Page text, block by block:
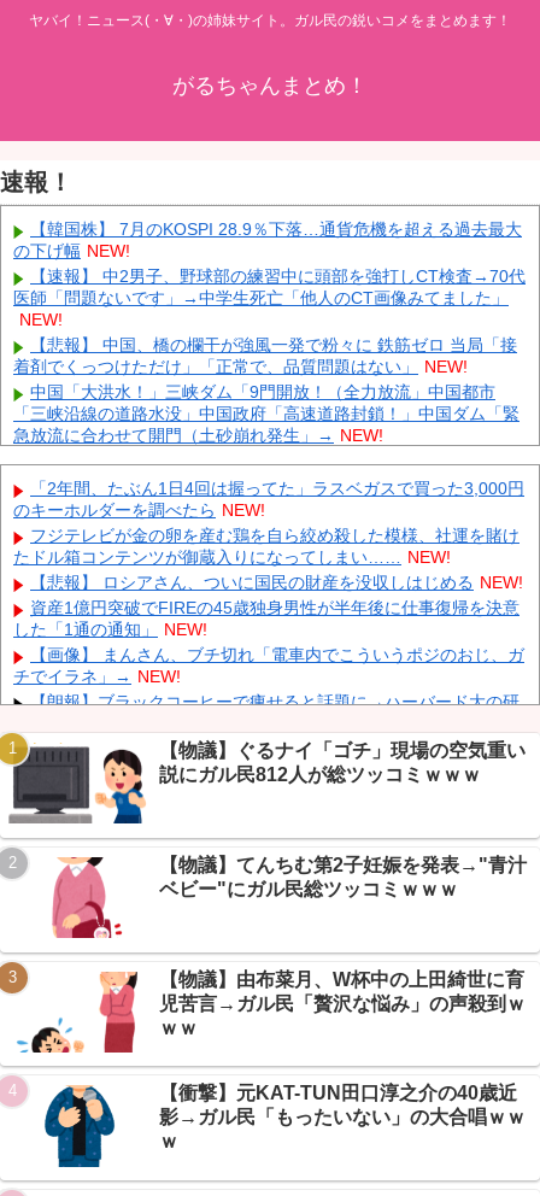
ヤバイ！ニュース(・∀・)の姉妹サイト。ガル民の鋭いコメをまとめます！
がるちゃんまとめ！
速報！
【韓国株】 7月のKOSPI 28.9％下落…通貨危機を超える過去最大
の下げ幅 NEW!
【速報】 中2男子、野球部の練習中に頭部を強打しCT検査→70代
医師「問題ないです」→中学生死亡「他人のCT画像みてました」
NEW!
【悲報】 中国、橋の欄干が強風一発で粉々に 鉄筋ゼロ 当局「接
着剤でくっつけただけ」「正常で、品質問題はない」
NEW!
中国「大洪水！」三峡ダム「9門開放！（全力放流」中国都市
「三峡沿線の道路水没」中国政府「高速道路封鎖！」中国ダム「緊
急放流に合わせて開門（土砂崩れ発生」→ NEW!
VTuberさん、祖母の「家族だけの一日葬」をした結果ｗｗｗｗｗ
ｗｗ NEW!
「被告はモンスター」元ジャンポケ斉藤慎二被告に懲役７年求刑
でほぼ実刑確実？弁護側の主張が無理筋なワケ
NEW!
伊Autosprint誌：ニューエイ代表渾身のアストンマーチンAMR26
を改善に導いた最大の功労者はカルディレ NEW!
【画像】 小倉ゆうか(27)さん、7年ぶり『FRIDAY』表紙で神ボデ
ィ大解放 NEW!
日本代表FW前田大然がイプスウィッチ・タウンへ移籍決定！プ
レミアリーグ初挑戦 NEW!
英国人「ようこそ」冨安健洋、クリスタルパレス加入が決定的
祝福！【海外の反応】 NEW!
Powered by livedoor 相互RSS
「2年間、たぶん1日4回は握ってた」ラスベガスで買った3,000円
のキーホルダーを調べたら NEW!
フジテレビが金の卵を産む鶏を自ら絞め殺した模様、社運を賭け
たドル箱コンテンツが御蔵入りになってしまい…… NEW!
【悲報】 ロシアさん、ついに国民の財産を没収しはじめる NEW!
資産1億円突破でFIREの45歳独身男性が半年後に仕事復帰を決意
した「1通の通知」
NEW!
【画像】 まんさん、ブチ切れ「電車内でこういうポジのおじ、ガ
チでイラネ」→ NEW!
【朗報】ブラックコーヒーで痩せると話題に→ハーバード大の研
【続報】ショートスリーパー堀さん、月15万商材＆協会運営が発
覚→ガリレオ民ドン引きｗｗｗ NEW!
【朗報】円高で海外旅行勢が大興奮→30カ国目の猛者に一同尊敬
ｗｗｗ NEW!
【朗報】AveMujica民の日常、謎のVもハマるMyGO新曲に丁寧語
で大盛り上がりですわｗ NEW!
【まとめ】X収益化ルール大幅変更→インプレゾンビ死亡待望論
に賛否ｗｗｗ
Powered by livedoor 相互RSS
【物議】ぐるナイ「ゴチ」現場の空気重い
説にガル民812人が総ツッコミｗｗｗ
【物議】てんちむ第2子妊娠を発表→"青汁
ベビー"にガル民総ツッコミｗｗｗ
【物議】由布菜月、W杯中の上田綺世に育
児苦言→ガル民「贅沢な悩み」の声殺到ｗ
ｗｗ
【衝撃】元KAT-TUN田口淳之介の40歳近
影→ガル民「もったいない」の大合唱ｗｗ
ｗ